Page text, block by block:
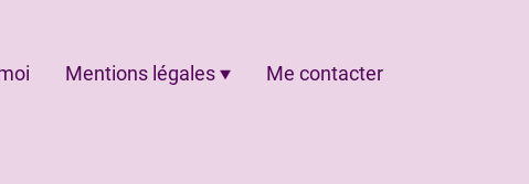
Mentions légales Me contacter